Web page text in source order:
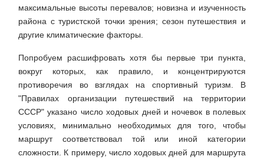
максимальные высоты перевалов; новизна и изученность
района с туристской точки зрения; сезон путешествия и
другие климатические факторы.
Попробуем расшифровать хотя бы первые три пункта,
вокруг которых, как правило, и концентрируются
противоречия во взглядах на спортивный туризм. В
"Правилах организации путешествий на территории
СССР" указано число ходовых дней и ночевок в полевых
условиях, минимально необходимых для того, чтобы
маршрут соответствовал той или иной категории
сложности. К примеру, число ходовых дней для маршрута